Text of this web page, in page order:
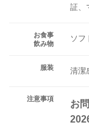
証、
お食事
飲み物
ソフ
服装 清潔
注意事項
お